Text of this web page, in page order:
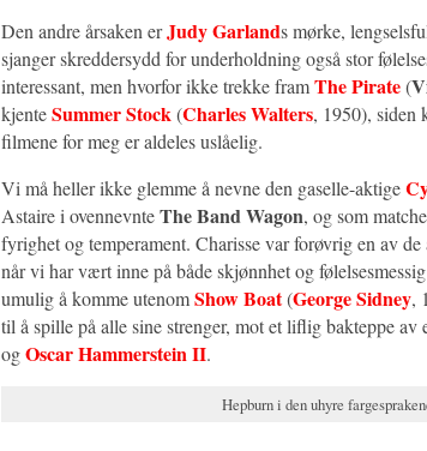
Den andre årsaken erJudy Garlands mørke,
sjanger skreddersydd for underholdning også stor
interessant, men hvorfor ikke trekke framThe Pirate(
kjenteSummer Stock(Charles Walters, 1950), siden
filmene for meg er aldeles uslåelig.
Vi må heller ikke glemme å nevne den gaselle-aktige
Astaire i ovennevnteThe Band Wagon, og som
fyrighet og temperament. Charisse var forøvrig en av
når vi har vært inne på både skjønnhet og
umulig å komme utenomShow Boat(George Sidney,
til å spille på alle sine strenger, mot et liflig bakteppe av
ogOscar Hammerstein II.
Hepburn i den uhyre